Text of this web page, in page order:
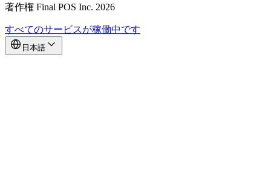
著作権 Final POS Inc. 2026
すべてのサービスが稼働中です
日本語